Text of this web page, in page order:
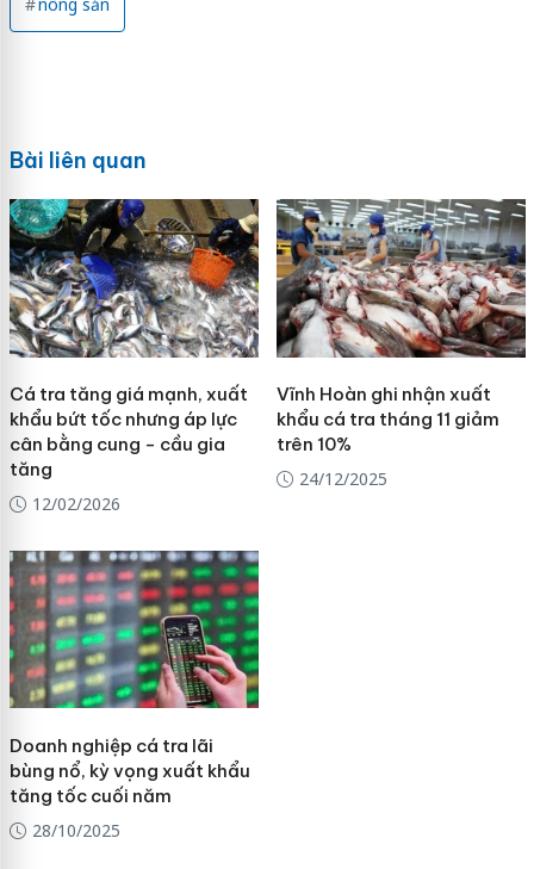
Bài liên quan
Cá tra tăng giá mạnh, xuất
khẩu bứt tốc nhưng áp lực
cân bằng cung - cầu gia
tăng
12/02/2026
Vĩnh Hoàn ghi nhận xuất
khẩu cá tra tháng 11 giảm
trên 10%
24/12/2025
Doanh nghiệp cá tra lãi
bùng nổ, kỳ vọng xuất khẩu
tăng tốc cuối năm
28/10/2025